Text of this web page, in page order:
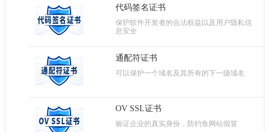
代码签名证书
保护软件开发者的合法权益以及用户隐私信
息安全
通配符证书
可以保护一个域名及其所有的下一级域名
OV SSL证书
验证企业的真实身份，防钓鱼网站假冒